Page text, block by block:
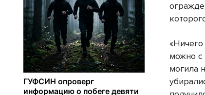
можно с
могила